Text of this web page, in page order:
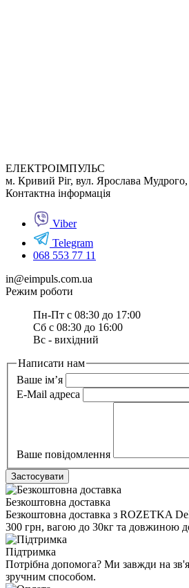
ЕЛЕКТРОІМПУЛЬС
м. Кривий Ріг, вул. Ярослава
Контактна інформація
Viber
Telegram
068 553 77 11
in@eimpuls.com.ua
Режим роботи
Пн-Пт с 08:30 до 17:00
Сб с 08:30 до 16:00
Вс - вихідний
Написати нам
Ваше ім’я
E-Mail адреса
Ваше повідомлення
Безкоштовна доставка
Безкоштовна доставка з ROZETKA
300 грн, вагою до 30кг та довжиною
Підтримка
Потрібна допомога? Ми завжди на
зручним способом.